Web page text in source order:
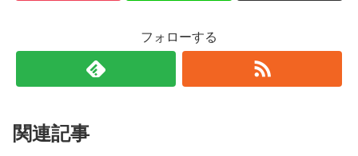
フォローする
関連記事